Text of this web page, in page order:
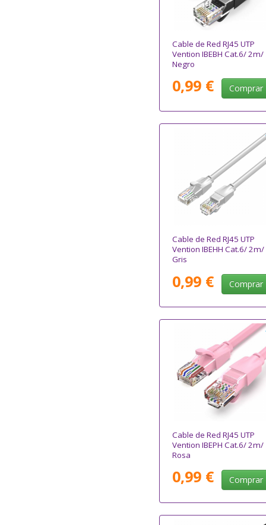
Cable de Red RJ45 UTP
Vention IBEBH Cat.6/ 2m/
Negro
0,99 € Comprar
Cable de Red RJ45 UTP
Vention IBEHH Cat.6/ 2m/
Gris
0,99 € Comprar
Cable de Red RJ45 UTP
Vention IBEPH Cat.6/ 2m/
Rosa
0,99 € Comprar